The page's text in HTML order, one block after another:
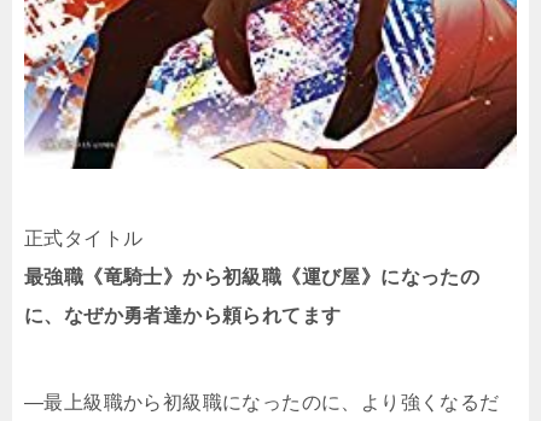
正式タイトル
最強職《竜騎士》から初級職《運び屋》になったの
に、なぜか勇者達から頼られてます
―最上級職から初級職になったのに、より強くなるだ